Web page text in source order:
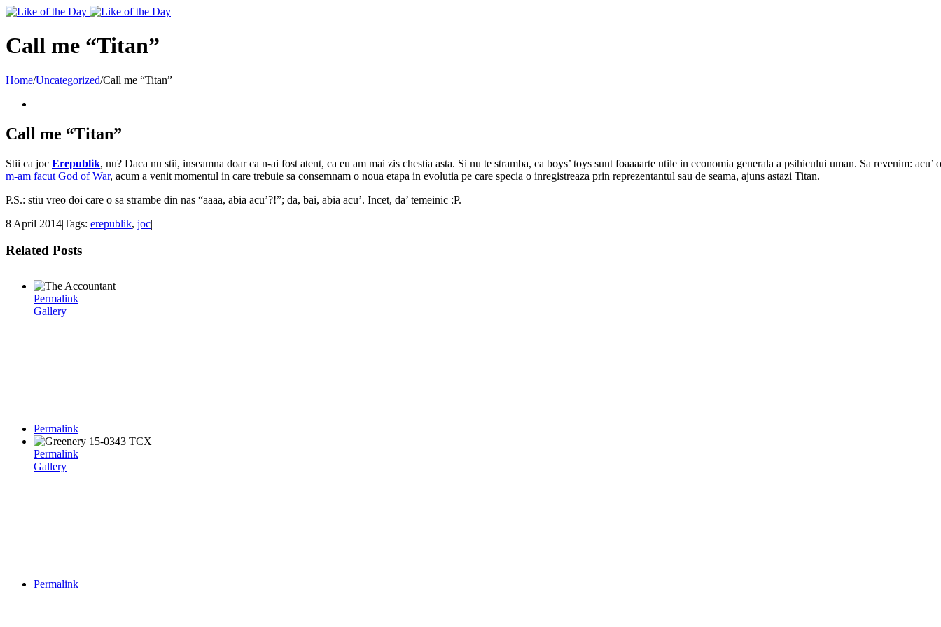
Toggle
Area
Call me “Titan”
Home/Uncategorized/Call me “Titan”
Call me “Titan”
Stii ca joc Erepublik, nu? Daca nu stii, inseamna doar ca n-ai fost atent, ca eu am mai zis chestia asta. Si nu te stramba, ca boys’ toys sunt foaaaarte utile in economia generala a psihicului uman. Sa revenim: acu’
m-am facut God of War, acum a venit momentul in care trebuie sa consemnam o noua etapa in evolutia pe care specia o inregistreaza prin reprezentantul sau de seama, ajuns astazi Titan.
P.S.: stiu vreo doi care o sa strambe din nas “aaaa, abia acu’?!”; da, bai, abia acu’. Incet, da’ temeinic :P.
8 April 2014|Tags: erepublik, joc|
Related Posts
Permalink
Gallery
Permalink
Permalink
Gallery
Permalink